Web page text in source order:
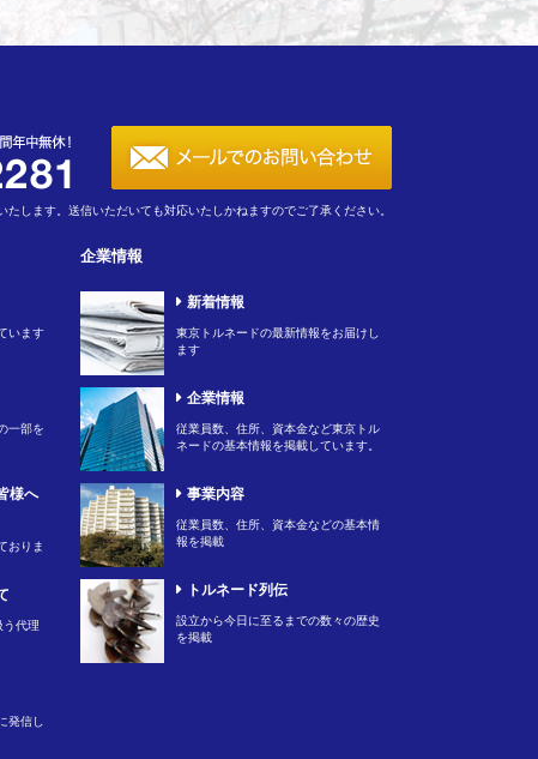
します。送信いただいても対応いたしかねますのでご了承ください。
います
一部を
様へ
おりま
う代理
発信し
企業情報
新着情報
東京トルネードの最新情報をお届けし
ます
企業情報
従業員数、住所、資本金など東京トル
ネードの基本情報を掲載しています。
事業内容
従業員数、住所、資本金などの基本情
報を掲載
トルネード列伝
設立から今日に至るまでの数々の歴史
を掲載